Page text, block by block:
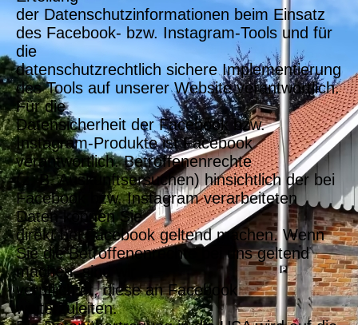
der Datenschutzinformationen beim Einsatz
des Facebook- bzw. Instagram-Tools und für
die
datenschutzrechtlich sichere Implementierung
des Tools auf unserer Website verantwortlich.
Für die
Datensicherheit der Facebook bzw.
Instagram-Produkte ist Facebook
verantwortlich. Betroffenenrechte
(z. B. Auskunftsersuchen) hinsichtlich der bei
Facebook bzw. Instagram verarbeiteten
Daten können Sie
direkt bei Facebook geltend machen. Wenn
Sie die Betroffenenrechte bei uns geltend
machen, sind wir
verpflichtet, diese an Facebook
weiterzuleiten.